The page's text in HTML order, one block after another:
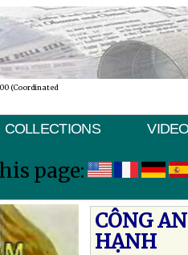
(Coordinated
COLLECTIONS
page:
CÔNG
HẠNH